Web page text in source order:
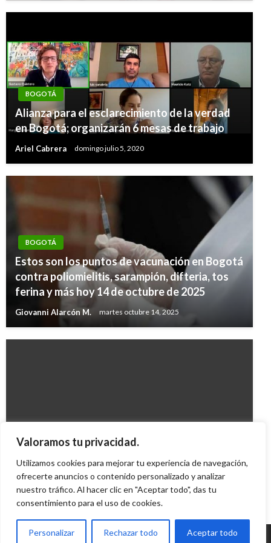
Valoramos tu privacidad.
Utilizamos cookies para mejorar tu experiencia de navegación,
ofrecerte anuncios o contenido personalizado y analizar
nuestro tráfico. Al hacer clic en "Aceptar todo", das tu
consentimiento para el uso de cookies.
Personalizar Rechazar todo Aceptar todo
BOGOTÁ
Alianza para el esclarecimiento de la verdad
en Bogotá; organizarán 6 mesas de trabajo
Ariel Cabrera domingo julio 5, 2020
BOGOTÁ
Estos son los puntos de vacunación en Bogotá
contra poliomielitis, sarampión, difteria, tos
ferina y más hoy 14 de octubre de 2025
Giovanni Alarcón M. martes octubre 14, 2025
BOGOTÁ
Giovanni Alarcón M. martes febrero 24, 2009